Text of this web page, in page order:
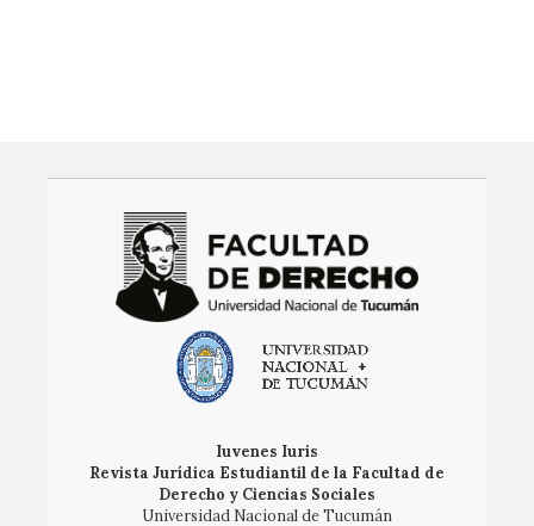
Iuvenes Iuris
Revista Jurídica Estudiantil de la Facultad de
Derecho y Ciencias Sociales
Universidad Nacional de Tucumán